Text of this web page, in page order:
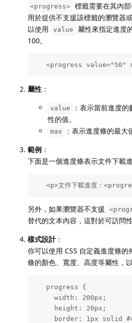
<progress>
標籤需要在其內
用於提供不支援該標籤的瀏覽器
以使用
value
屬性來指定進度
100。
<progress value="50"
屬性 ：
value ：表示當前進度
性的值。
max
：表示進度條的最大
範例 ：
下面是一個進度條表示文件下載
<p>文件下載進度：
另外，如果瀏覽器不支援
替代的文本內容，這對於可訪問性
樣式設計：
你可以使用 CSS 自定義進度條
條的顏色、寬度、高度等屬性，
   progress {
     width: 200px;
     height: 20px;
border: 1px solid